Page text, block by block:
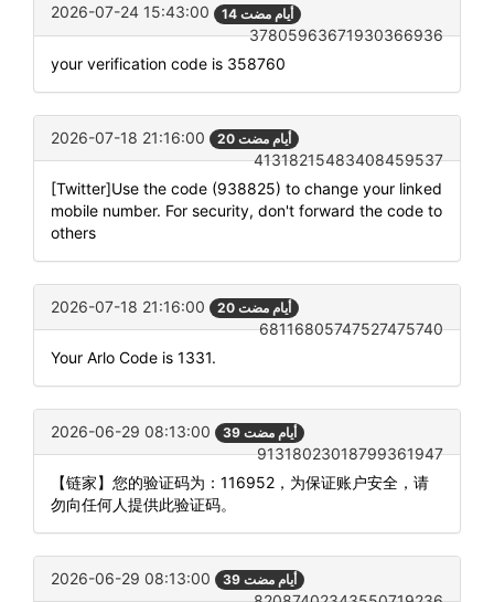
2026-07-24 15:43:00 14 أيام مضت
37805963671930366936
your verification code is 358760
2026-07-18 21:16:00 20 أيام مضت
41318215483408459537
[Twitter]Use the code (938825) to change your linked
mobile number. For security, don't forward the code to
others
2026-07-18 21:16:00 20 أيام مضت
68116805747527475740
Your Arlo Code is 1331.
2026-06-29 08:13:00 39 أيام مضت
91318023018799361947
【链家】您的验证码为：116952，为保证账户安全，请
勿向任何人提供此验证码。
2026-06-29 08:13:00 39 أيام مضت